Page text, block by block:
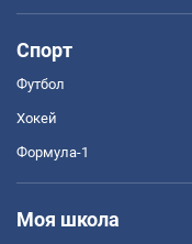
Спорт
Футбол
Хокей
Формула-1
Моя школа